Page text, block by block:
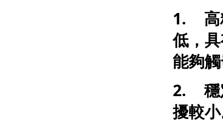
1.
低，
能夠
2.
擾較